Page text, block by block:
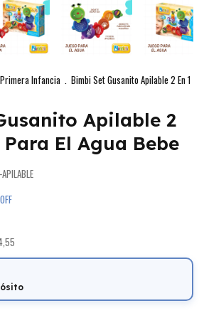
Primera Infancia . Bimbi Set Gusanito Apilable 2 En 1
Apilable 2
El Agua Bebe
OFF